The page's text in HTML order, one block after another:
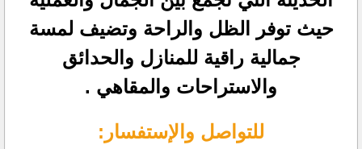
حيث توفر الظل والراحة وتضيف لمسة
جمالية راقية للمنازل والحدائق
والاستراحات والمقاهي .
للتواصل والإستفسار: